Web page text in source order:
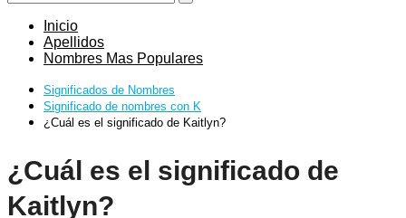
Inicio
Apellidos
Nombres Mas Populares
Significados de Nombres
Significado de nombres con K
¿Cuál es el significado de Kaitlyn?
¿Cuál es el significado de
Kaitlyn?